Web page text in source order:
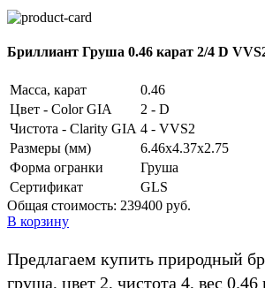
Бриллиант Груша 0.46 карат 2/4 D
Масса, карат
0.46
Цвет - Color GIA
2 - D
Чистота - Clarity GIA 4 - VVS2
Размеры (мм)
6.46x4.37x2.75
Форма огранки
Груша
Сертификат
GLS
Общая стоимость: 239400 руб.
В корзину
Предлагаем купить природный
груша, цвет 2, чистота 4, вес 0.46